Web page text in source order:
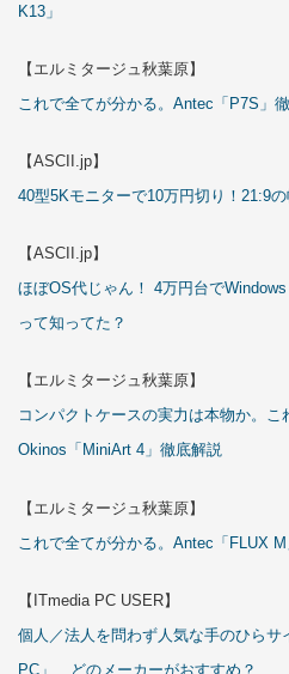
K13」
【エルミタージュ秋葉原】
これで全てが分かる。Antec「P7S」
【ASCII.jp】
40型5Kモニターで10万円切り！21:9
【ASCII.jp】
ほぼOS代じゃん！ 4万円台で
って知ってた？
【エルミタージュ秋葉原】
コンパクトケースの実力は本物か。こ
Okinos「MiniArt 4」徹底解説
【エルミタージュ秋葉原】
これで全てが分かる。Antec「FLUX
【ITmedia PC USER】
個人／法人を問わず人気な手のひらサ
PC」 どのメーカーがおすすめ？